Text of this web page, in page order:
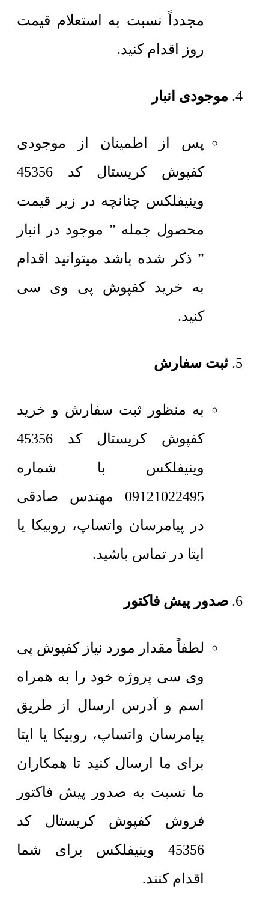
مجدداً نسبت به استعلام قیمت
روز اقدام کنید.
موجودی انبار
پس از اطمینان از موجودی
کفپوش کریستال کد 45356
وینیفلکس چنانچه در زیر قیمت
محصول جمله ” موجود در انبار
” ذکر شده باشد میتوانید اقدام
به خرید کفپوش پی وی سی
کنید.
ثبت سفارش
به منظور ثبت سفارش و خرید
کفپوش کریستال کد 45356
وینیفلکس با شماره
09121022495 مهندس صادقی
در پیامرسان واتساپ، روبیکا یا
ایتا در تماس باشید.
صدور پیش فاکتور
لطفاً مقدار مورد نیاز کفپوش پی
وی سی پروژه خود را به همراه
اسم و آدرس ارسال از طریق
پیامرسان واتساپ، روبیکا یا ایتا
برای ما ارسال کنید تا همکاران
ما نسبت به صدور پیش فاکتور
فروش کفپوش کریستال کد
45356 وینیفلکس برای شما
اقدام کنند.